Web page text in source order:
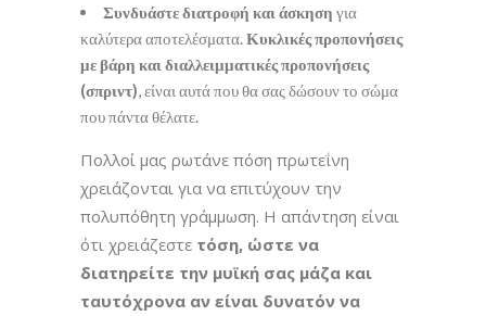
Συνδυάστε διατροφή και άσκηση για
καλύτερα αποτελέσματα.Κυκλικές προπονήσεις
με βάρη και διαλλειμματικές προπονήσεις
(σπριντ), είναι αυτά που θα σας δώσουν το σώμα
που πάντα θέλατε.
Πολλοί μας ρωτάνε πόση πρωτεΐνη
χρειάζονται για να επιτύχουν την
πολυπόθητη γράμμωση. Η απάντηση είναι
ότι χρειάζεστε τόση, ώστε να
διατηρείτε την μυϊκή σας μάζα και
ταυτόχρονα αν είναι δυνατόν να